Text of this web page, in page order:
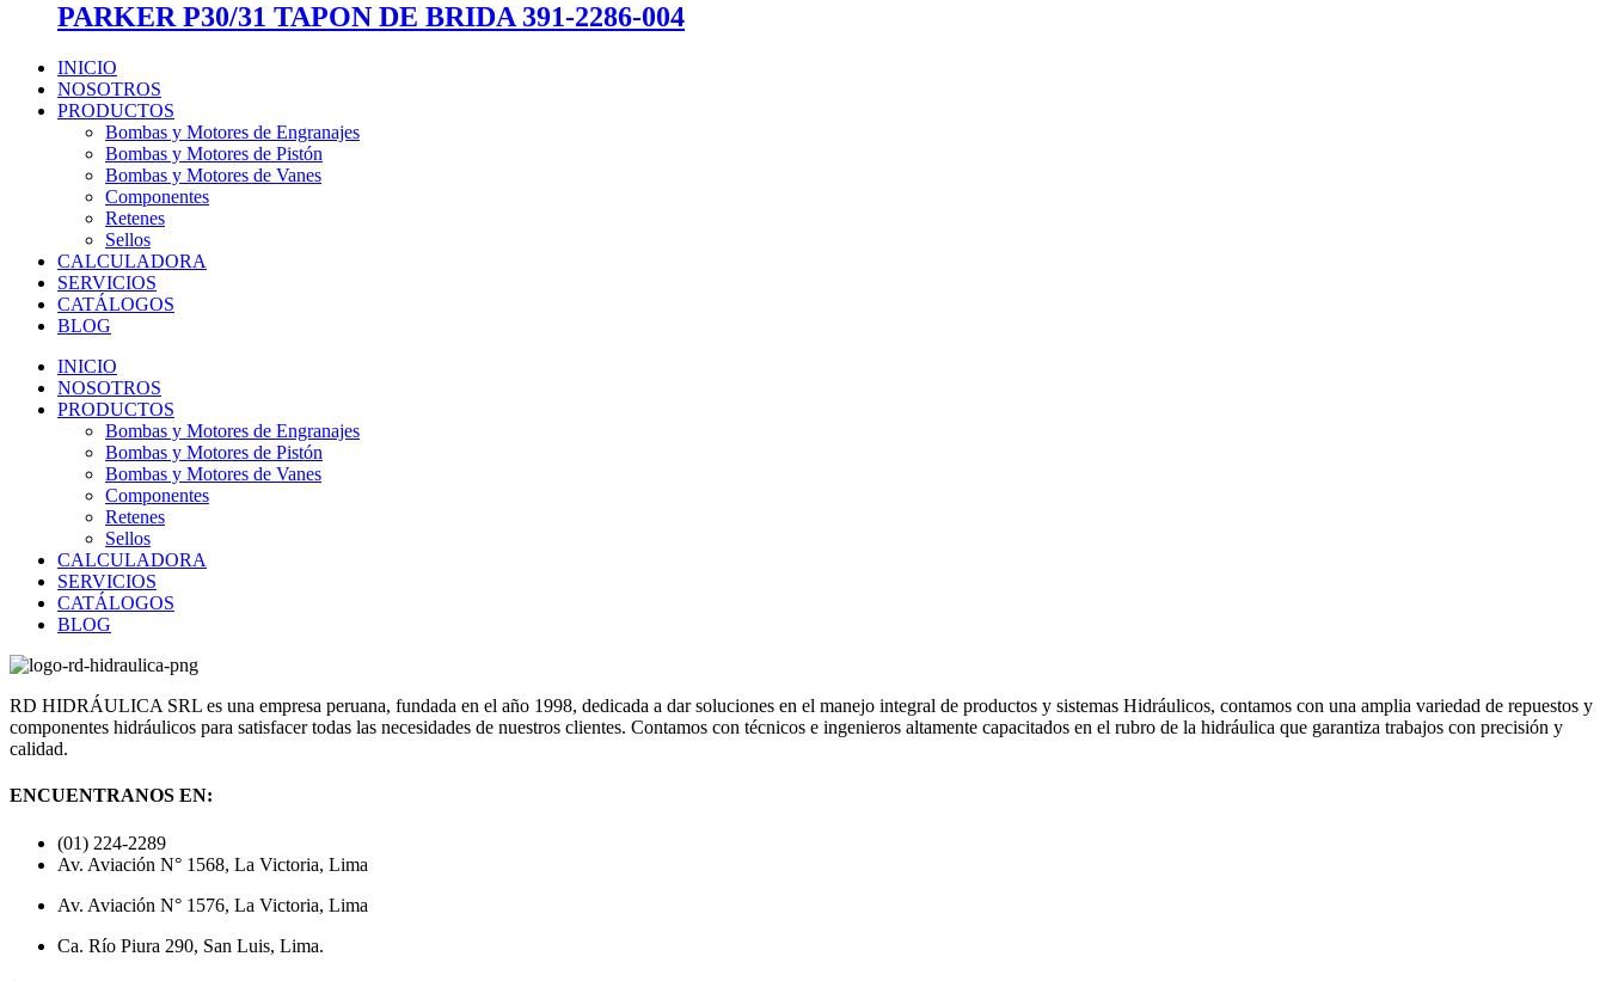
PARKER P30/31 TAPON DE BRIDA 391-2286-004
INICIO
NOSOTROS
PRODUCTOS
Bombas y Motores de Engranajes
Bombas y Motores de Pistón
Bombas y Motores de Vanes
Componentes
Retenes
Sellos
CALCULADORA
SERVICIOS
CATÁLOGOS
BLOG
INICIO
NOSOTROS
PRODUCTOS
Bombas y Motores de Engranajes
Bombas y Motores de Pistón
Bombas y Motores de Vanes
Componentes
Retenes
Sellos
CALCULADORA
SERVICIOS
CATÁLOGOS
BLOG
RD HIDRÁULICA SRL es una empresa peruana, fundada en el año 1998, dedicada a dar soluciones en el manejo integral de productos y sistemas Hidráulicos, contamos con una amplia variedad de repuestos y
componentes hidráulicos para satisfacer todas las necesidades de nuestros clientes. Contamos con técnicos e ingenieros altamente capacitados en el rubro de la hidráulica que garantiza trabajos con precisión y
calidad.
ENCUENTRANOS EN:
(01) 224-2289
Av. Aviación N° 1568, La Victoria, Lima
Av. Aviación N° 1576, La Victoria, Lima
Ca. Río Piura 290, San Luis, Lima.